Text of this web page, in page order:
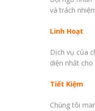
và trách
Linh Hoạt
Dịch vụ của
diện nhất
Tiết Kiệm
Chúng tôi